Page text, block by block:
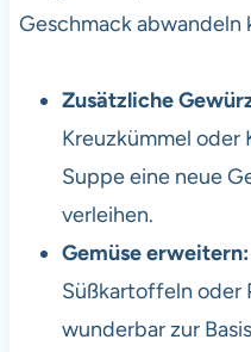
Geschmack abwandeln
Zusätzliche
Kreuzkümmel oder
Suppe eine neue
verleihen.
Gemüse erweitern:
Süßkartoffeln oder
wunderbar zur